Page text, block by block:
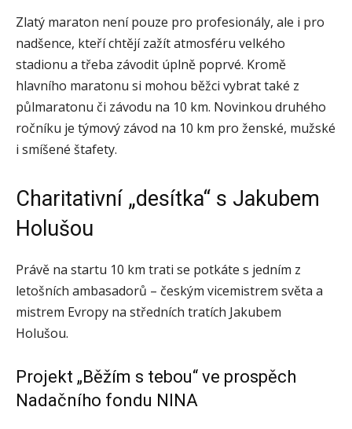
Zlatý maraton není pouze pro profesionály, ale i pro
nadšence, kteří chtějí zažít atmosféru velkého
stadionu a třeba závodit úplně poprvé. Kromě
hlavního maratonu si mohou běžci vybrat také z
půlmaratonu či závodu na 10 km. Novinkou druhého
ročníku je týmový závod na 10 km pro ženské, mužské
i smíšené štafety.
Charitativní „desítka“ s Jakubem
Holušou
Právě na startu 10 km trati se potkáte s jedním z
letošních ambasadorů – českým vicemistrem světa a
mistrem Evropy na středních tratích Jakubem
Holušou.
Projekt „Běžím s tebou“ ve prospěch
Nadačního fondu NINA